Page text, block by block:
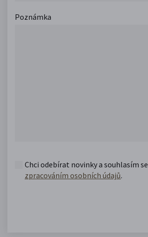
Poznámka
Chci odebírat novinky a souhlasím se
zpracováním osobních údajů.